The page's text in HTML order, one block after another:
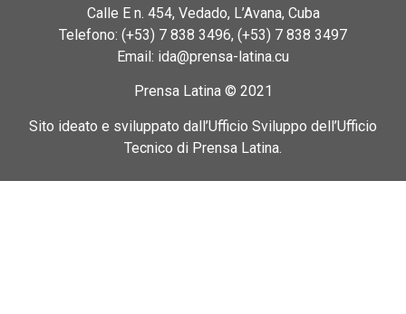
Calle E n. 454, Vedado, L’Avana, Cuba
Telefono: (+53) 7 838 3496, (+53) 7 838 3497
Email: ida@prensa-latina.cu
Prensa Latina © 2021
Sito ideato e sviluppato dall’Ufficio Sviluppo dell’Ufficio
Tecnico di Prensa Latina.